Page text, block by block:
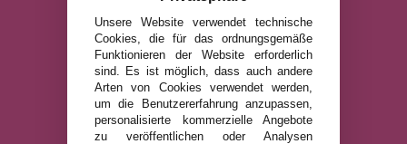
info@puzzleladen.de
RECHTLICHE HINWEISE
Unsere Website verwendet technische
Cookies, die für das ordnungsgemäße
Funktionieren der Website erforderlich
sind. Es ist möglich, dass auch andere
Arten von Cookies verwendet werden,
um die Benutzererfahrung anzupassen,
personalisierte kommerzielle Angebote
zu veröffentlichen oder Analysen